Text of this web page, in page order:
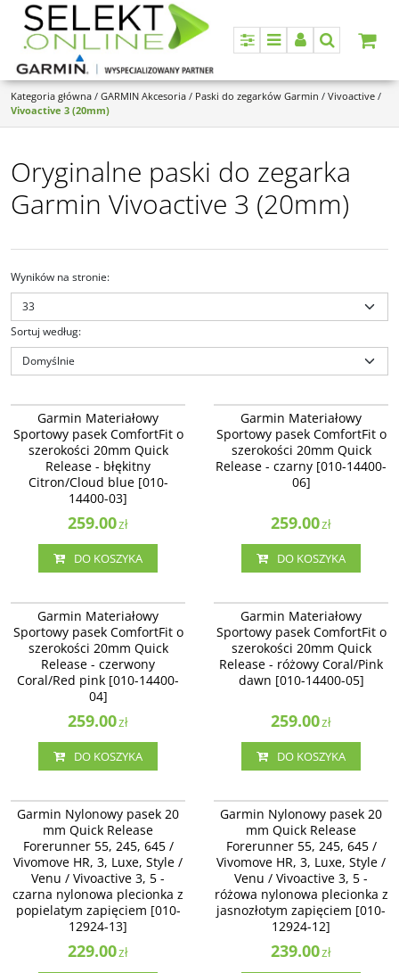
PanelMenuPanelSzukaj
Kategoria główna / GARMIN Akcesoria / Paski do zegarków Garmin / Vivoactive /
Vivoactive 3 (20mm)
Oryginalne paski do zegarka
Garmin Vivoactive 3 (20mm)
Wyników na stronie:
Sortuj według:
Garmin Materiałowy Sportowy
pasek ComfortFit o szerokości
20mm Quick Release - błękitny
Citron/Cloud blue [010-14400-03]
Garmin Materiałowy
Sportowy pasek ComfortFit o
szerokości 20mm Quick
Release - błękitny
Citron/Cloud blue [010-
14400-03]
259.00zł
DO KOSZYKA
Garmin Materiałowy Sportowy
pasek ComfortFit o szerokości
20mm Quick Release - czarny [010-
14400-06]
Garmin Materiałowy
Sportowy pasek ComfortFit o
szerokości 20mm Quick
Release - czarny [010-14400-
06]
259.00zł
DO KOSZYKA
Garmin Materiałowy Sportowy
pasek ComfortFit o szerokości
20mm Quick Release - czerwony
Coral/Red pink [010-14400-04]
Garmin Materiałowy
Sportowy pasek ComfortFit o
szerokości 20mm Quick
Release - czerwony
Coral/Red pink [010-14400-
04]
259.00zł
DO KOSZYKA
Garmin Materiałowy Sportowy
pasek ComfortFit o szerokości
20mm Quick Release - różowy
Coral/Pink dawn [010-14400-05]
Garmin Materiałowy
Sportowy pasek ComfortFit o
szerokości 20mm Quick
Release - różowy Coral/Pink
dawn [010-14400-05]
259.00zł
DO KOSZYKA
Garmin Nylonowy pasek 20 mm
Quick Release Forerunner 55, 245,
645 / Vivomove HR, 3, Luxe, Style /
Venu / Vivoactive 3 - czarna
nylonowa plecionka z popielatym
zapięciem [010-12924-13]
Garmin Nylonowy pasek 20
mm Quick Release
Forerunner 55, 245, 645 /
Vivomove HR, 3, Luxe, Style /
Venu / Vivoactive 3, 5 -
czarna nylonowa plecionka z
popielatym zapięciem [010-
12924-13]
229.00zł
Garmin Nylonowy pasek 20 mm
Quick Release Forerunner 55, 245,
645 / Vivomove HR, 3, Luxe, Style /
Venu / Vivoactive 3 - różowa
nylonowa plecionka z jasnozłotym
zapięciem [010-12924-12]
Garmin Nylonowy pasek 20
mm Quick Release
Forerunner 55, 245, 645 /
Vivomove HR, 3, Luxe, Style /
Venu / Vivoactive 3, 5 -
różowa nylonowa plecionka z
jasnozłotym zapięciem [010-
12924-12]
239.00zł